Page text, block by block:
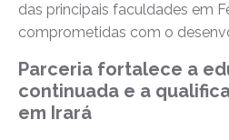
das principais faculdades em
comprometidas com o
Parceria fortalece a
continuada e a
em Irará